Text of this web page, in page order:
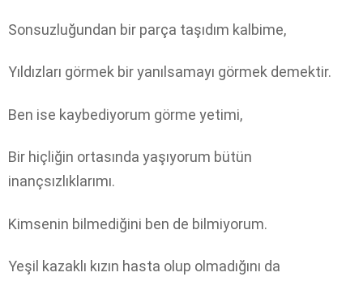
Sonsuzluğundan bir parça taşıdım kalbime,
Yıldızları görmek bir yanılsamayı görmek demektir.
Ben ise kaybediyorum görme yetimi,
Bir hiçliğin ortasında yaşıyorum bütün
inançsızlıklarımı.
Kimsenin bilmediğini ben de bilmiyorum.
Yeşil kazaklı kızın hasta olup olmadığını da